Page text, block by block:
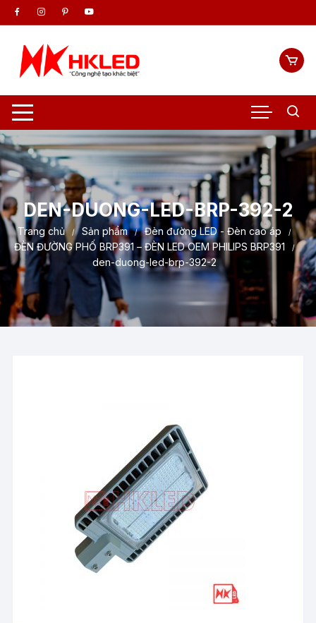
Chuyển
tới
dung
DEN-DUONG-LED-BRP-392-2
Trang chủ Sản phẩm
Đèn đường LED - Đèn cao áp
ĐÈN ĐƯỜNG PHỐ BRP391 – ĐÈN LED OEM PHILIPS BRP391
den-duong-led-brp-392-2